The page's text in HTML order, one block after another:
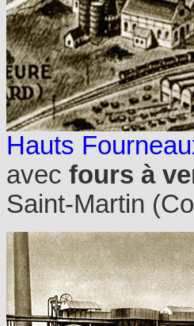
Hauts
avec fours à
Saint-Martin